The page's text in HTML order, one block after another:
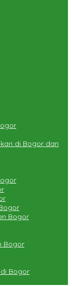
di Bogor dan
Bogor
Bogor
Bogor